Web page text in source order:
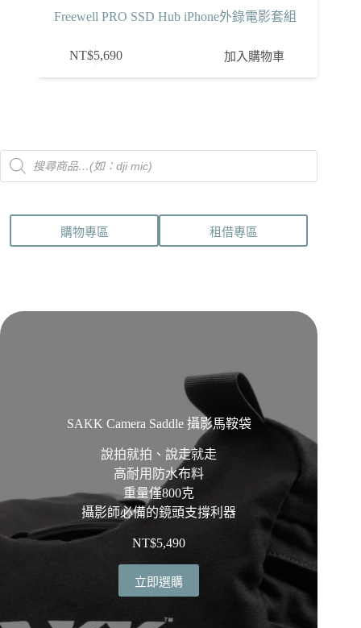
Freewell PRO SSD Hub iPhone外錄電影套組
NT$5,690 加入購物車
Products
search
購物專區 租借專區
SAKK Camera Saddle 攝影馬鞍袋
說拍就拍、說走就走
高耐用防水布料
重量僅800克
攝影師必備的鏡頭支撐利器
NT$5,490
立即選購